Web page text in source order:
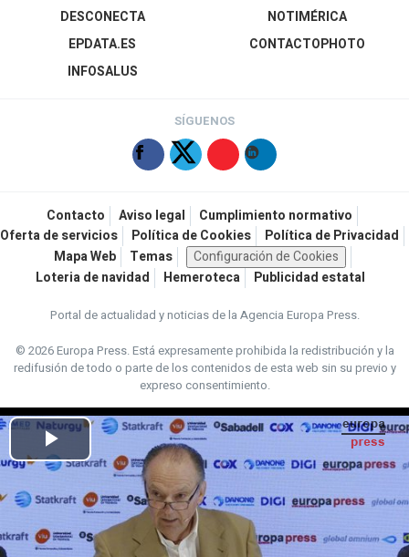
DESCONECTA
EPDATA.ES
INFOSALUS
NOTIMÉRICA
CONTACTOPHOTO
SÍGUENOS
Contacto Aviso legal
Cumplimiento normativo
Oferta de servicios
Política de Cookies
Política de Privacidad
Mapa Web
Temas
Configuración de Cookies
Loteria de navidad
Hemeroteca Publicidad estatal
Portal de actualidad y noticias de la Agencia Europa Press.
© 2026 Europa Press.Está expresamente prohibida la redistribución y la
redifusión de todo o parte de los contenidos de esta web sin su previo y
expreso consentimiento.